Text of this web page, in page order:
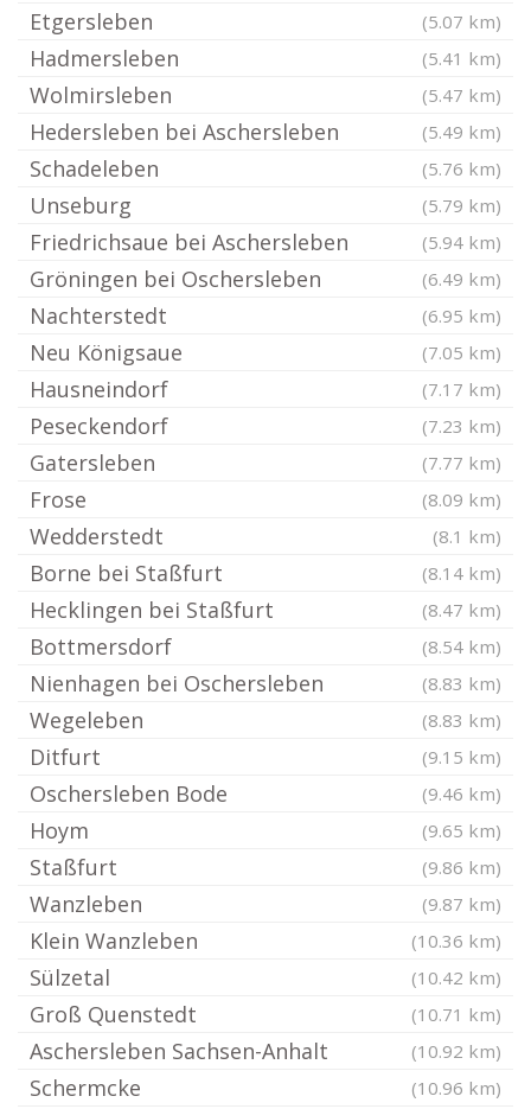
Etgersleben (5.07 km)
Hadmersleben (5.41 km)
Wolmirsleben (5.47 km)
Hedersleben bei Aschersleben (5.49 km)
Schadeleben (5.76 km)
Unseburg (5.79 km)
Friedrichsaue bei Aschersleben (5.94 km)
Gröningen bei Oschersleben (6.49 km)
Nachterstedt (6.95 km)
Neu Königsaue (7.05 km)
Hausneindorf (7.17 km)
Peseckendorf (7.23 km)
Gatersleben (7.77 km)
Frose (8.09 km)
Wedderstedt (8.1 km)
Borne bei Staßfurt (8.14 km)
Hecklingen bei Staßfurt (8.47 km)
Bottmersdorf (8.54 km)
Nienhagen bei Oschersleben (8.83 km)
Wegeleben (8.83 km)
Ditfurt (9.15 km)
Oschersleben Bode (9.46 km)
Hoym (9.65 km)
Staßfurt (9.86 km)
Wanzleben (9.87 km)
Klein Wanzleben (10.36 km)
Sülzetal (10.42 km)
Groß Quenstedt (10.71 km)
Aschersleben Sachsen-Anhalt (10.92 km)
Schermcke (10.96 km)